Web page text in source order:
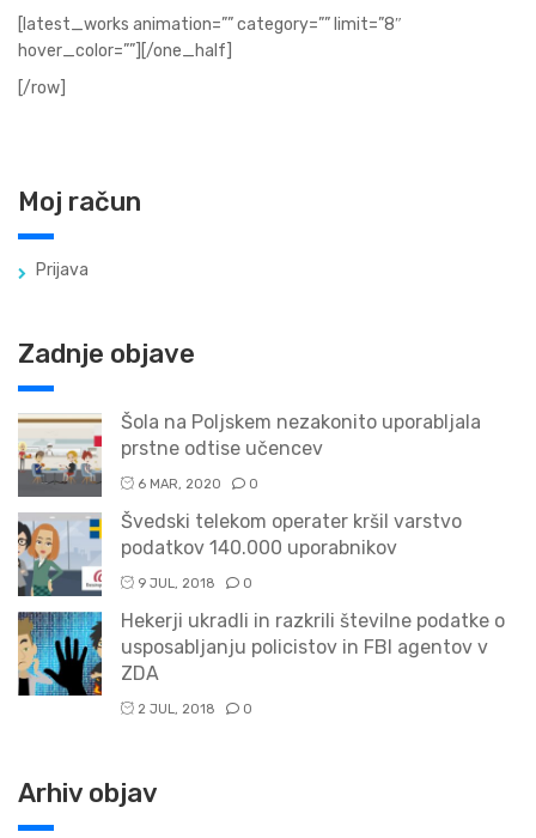
[latest_works animation=”” category=”” limit=”8″
hover_color=””][/one_half]
[/row]
Moj račun
Prijava
Zadnje objave
Šola na Poljskem nezakonito uporabljala
prstne odtise učencev
6 MAR, 2020 0
Švedski telekom operater kršil varstvo
podatkov 140.000 uporabnikov
9 JUL, 2018 0
Hekerji ukradli in razkrili številne podatke o
usposabljanju policistov in FBI agentov v
ZDA
2 JUL, 2018 0
Arhiv objav